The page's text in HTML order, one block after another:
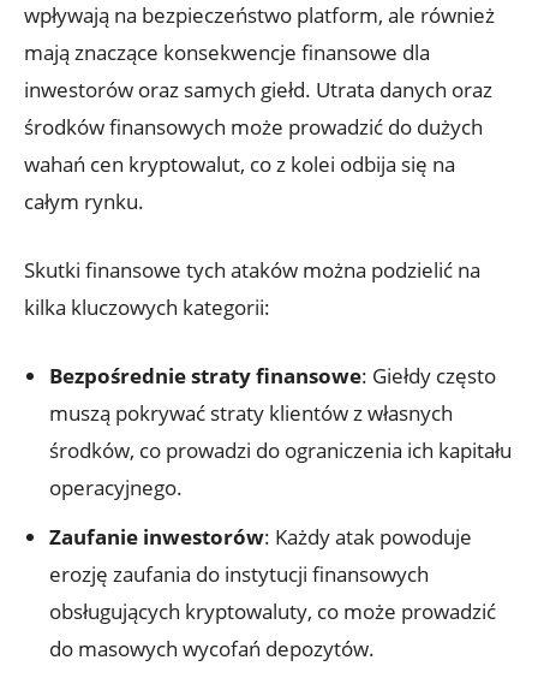
wpływają na ‍bezpieczeństwo platform, ‌ale ⁤również
mają znaczące​ konsekwencje finansowe dla‌
inwestorów oraz⁢ samych giełd. Utrata danych⁣ oraz
środków finansowych może ‌prowadzić do dużych
wahań cen kryptowalut, co z⁣ kolei odbija się‍ na
całym rynku.
Skutki ‍finansowe⁤ tych ataków można podzielić na‍
kilka kluczowych kategorii:
Bezpośrednie⁢ straty finansowe: Giełdy często
muszą pokrywać straty klientów z ​własnych
środków, co ⁣prowadzi ⁤do⁢ ograniczenia ich kapitału
operacyjnego.
Zaufanie⁢ inwestorów: Każdy atak powoduje
⁣erozję ‌zaufania do instytucji⁤ finansowych
obsługujących kryptowaluty, co​ może prowadzić
do masowych wycofań depozytów.